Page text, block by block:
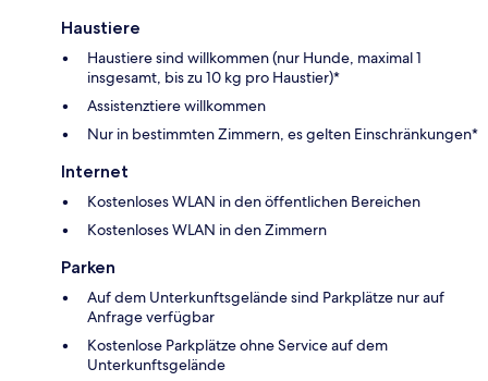
Haustiere
Haustiere sind willkommen (nur Hunde, maximal 1
insgesamt, bis zu 10 kg pro Haustier)*
Assistenztiere willkommen
Nur in bestimmten Zimmern, es gelten Einschränkungen*
Internet
Kostenloses WLAN in den öffentlichen Bereichen
Kostenloses WLAN in den Zimmern
Parken
Auf dem Unterkunftsgelände sind Parkplätze nur auf
Anfrage verfügbar
Kostenlose Parkplätze ohne Service auf dem
Unterkunftsgelände